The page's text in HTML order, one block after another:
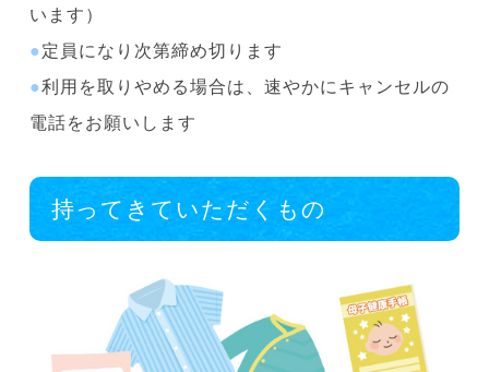
います）
●定員になり次第締め切ります
●利用を取りやめる場合は、速やかにキャンセルの
電話をお願いします
持ってきていただくもの